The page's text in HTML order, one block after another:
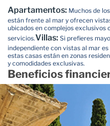
Apartamentos: Muchos de
están frente al mar y ofrecen
ubicados en complejos exclusivos
servicios.Villas: Si prefieres
independiente con vistas al mar
estas casas están en zonas
y comodidades exclusivas.
Beneficios